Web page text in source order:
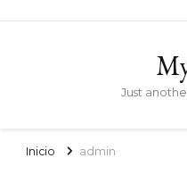
Just
Inicio admin